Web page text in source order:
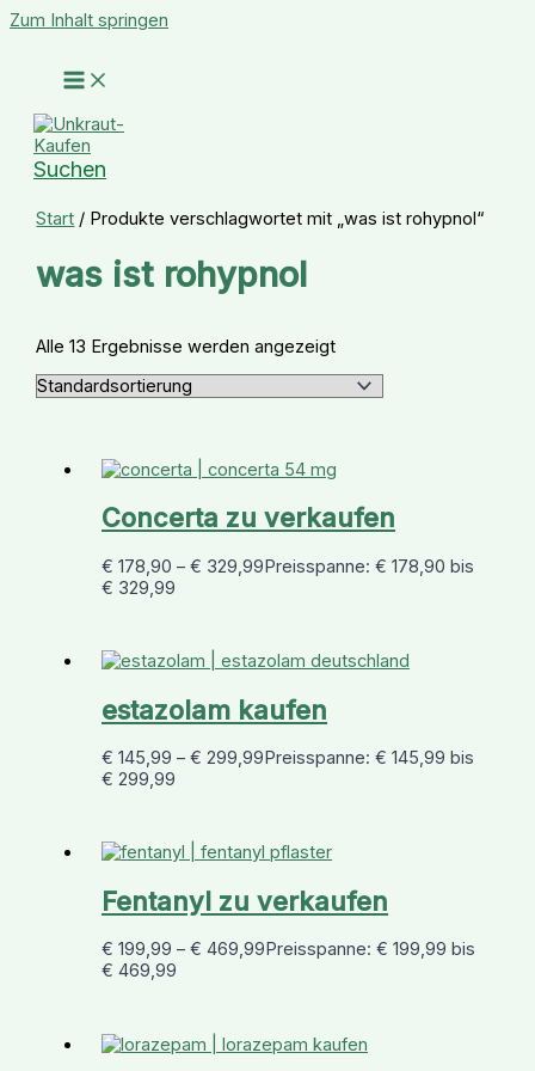
Zum Inhalt springen
Suchen
Start / Produkte verschlagwortet mit „was ist rohypnol“
was ist rohypnol
Alle 13 Ergebnisse werden angezeigt
Concerta zu verkaufen
€ 178,90 –€ 329,99Preisspanne: € 178,90 bis
€ 329,99
estazolam kaufen
€ 145,99 –€ 299,99Preisspanne: € 145,99 bis
€ 299,99
Fentanyl zu verkaufen
€ 199,99 –€ 469,99Preisspanne: € 199,99 bis
€ 469,99